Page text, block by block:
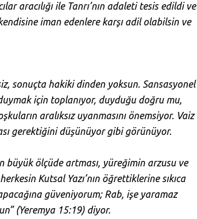
aracılığı ile Tanrı’nın adaleti tesis edildi ve
iman edenlere karşı adil olabilsin ve
sonuçta hakiki dinden yoksun. Sansasyonel
için toplanıyor, duyduğu doğru mu,
aralıksız uyanmasını önemsiyor. Vaiz
gerektiğini düşünüyor gibi görünüyor.
büyük ölçüde artması, yüreğimin arzusu ve
Kutsal Yazı’nın öğrettiklerine sıkıca
güveniyorum; Rab, işe yaramaz
(Yeremya 15:19) diyor.